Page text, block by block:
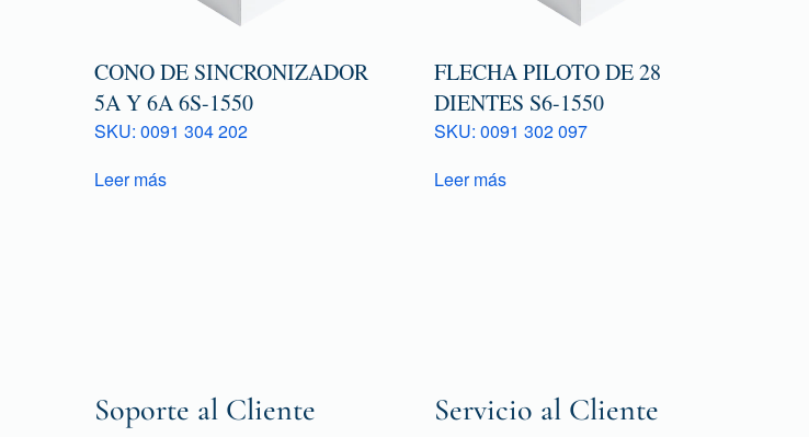
CONO DE SINCRONIZADOR
5A Y 6A 6S-1550
SKU: 0091 304 202
Leer más
FLECHA PILOTO DE 28
DIENTES S6-1550
SKU: 0091 302 097
Leer más
Soporte al Cliente Servicio al Cliente